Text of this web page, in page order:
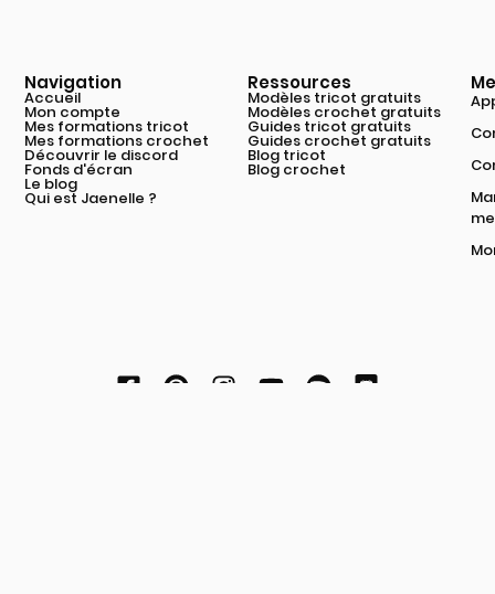
Navigation
Accueil
Mon compte
Mes formations tricot
Mes formations crochet
Découvrir le discord
Fonds d'écran
Le blog
Qui est Jaenelle ?
Ressources
Modèles tricot gratuits
Modèles crochet gratuits
Guides tricot gratuits
Guides crochet gratuits
Blog tricot
Blog crochet